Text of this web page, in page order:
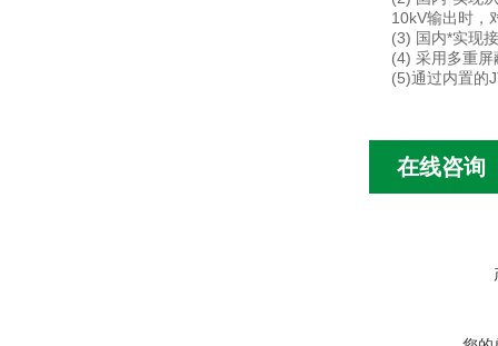
10kV输出时，
(3) 国内*实现
(4) 采用多重屏
(5)通过内置的
在线咨询